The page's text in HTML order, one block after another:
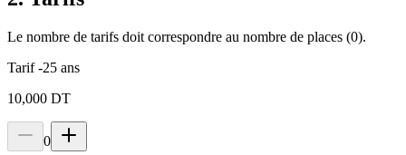
Le nombre de tarifs doit correspondre au nombre de places (0).
Tarif -25 ans
10,000 DT
0